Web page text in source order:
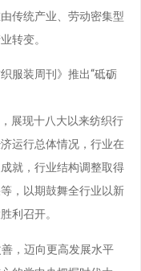
传统产业、劳动密集型
转变。
服装周刊》推出“砥砺
展现十八大以来纺织行
运行总体情况，行业在
就，行业结构调整取得
，以期鼓舞全行业以新
利召开。